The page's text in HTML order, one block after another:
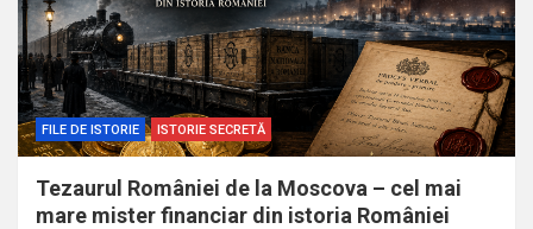
FILE DE ISTORIE ISTORIE SECRETĂ
Tezaurul României de la Moscova – cel mai
mare mister financiar din istoria României